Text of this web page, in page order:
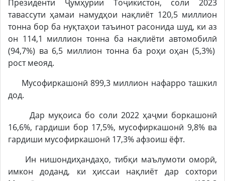
Президенти Ҷумҳурии Тоҷикистон, соли 2023
тавассути ҳамаи намудҳои нақлиёт 120,5 миллион
тонна бор ба нуқтаҳои таъинот расонида шуд, ки аз
он 114,1 миллион тонна ба нақлиёти автомобилӣ
(94,7%) ва 6,5 миллион тонна ба роҳи оҳан (5,3%)
рост меояд.
Мусофиркашонӣ 899,3 миллион нафарро ташкил
дод.
Дар муқоиса бо соли 2022 ҳаҷми боркашонӣ
16,6%, гардиши бор 17,5%, мусофиркашонӣ 9,8% ва
гардиши мусофиркашонӣ 17,3% афзоиш ёфт.
Ин нишондиҳандаҳо, тибқи маълумоти оморӣ,
имкон доданд, ки ҳиссаи нақлиёт дар сохтори